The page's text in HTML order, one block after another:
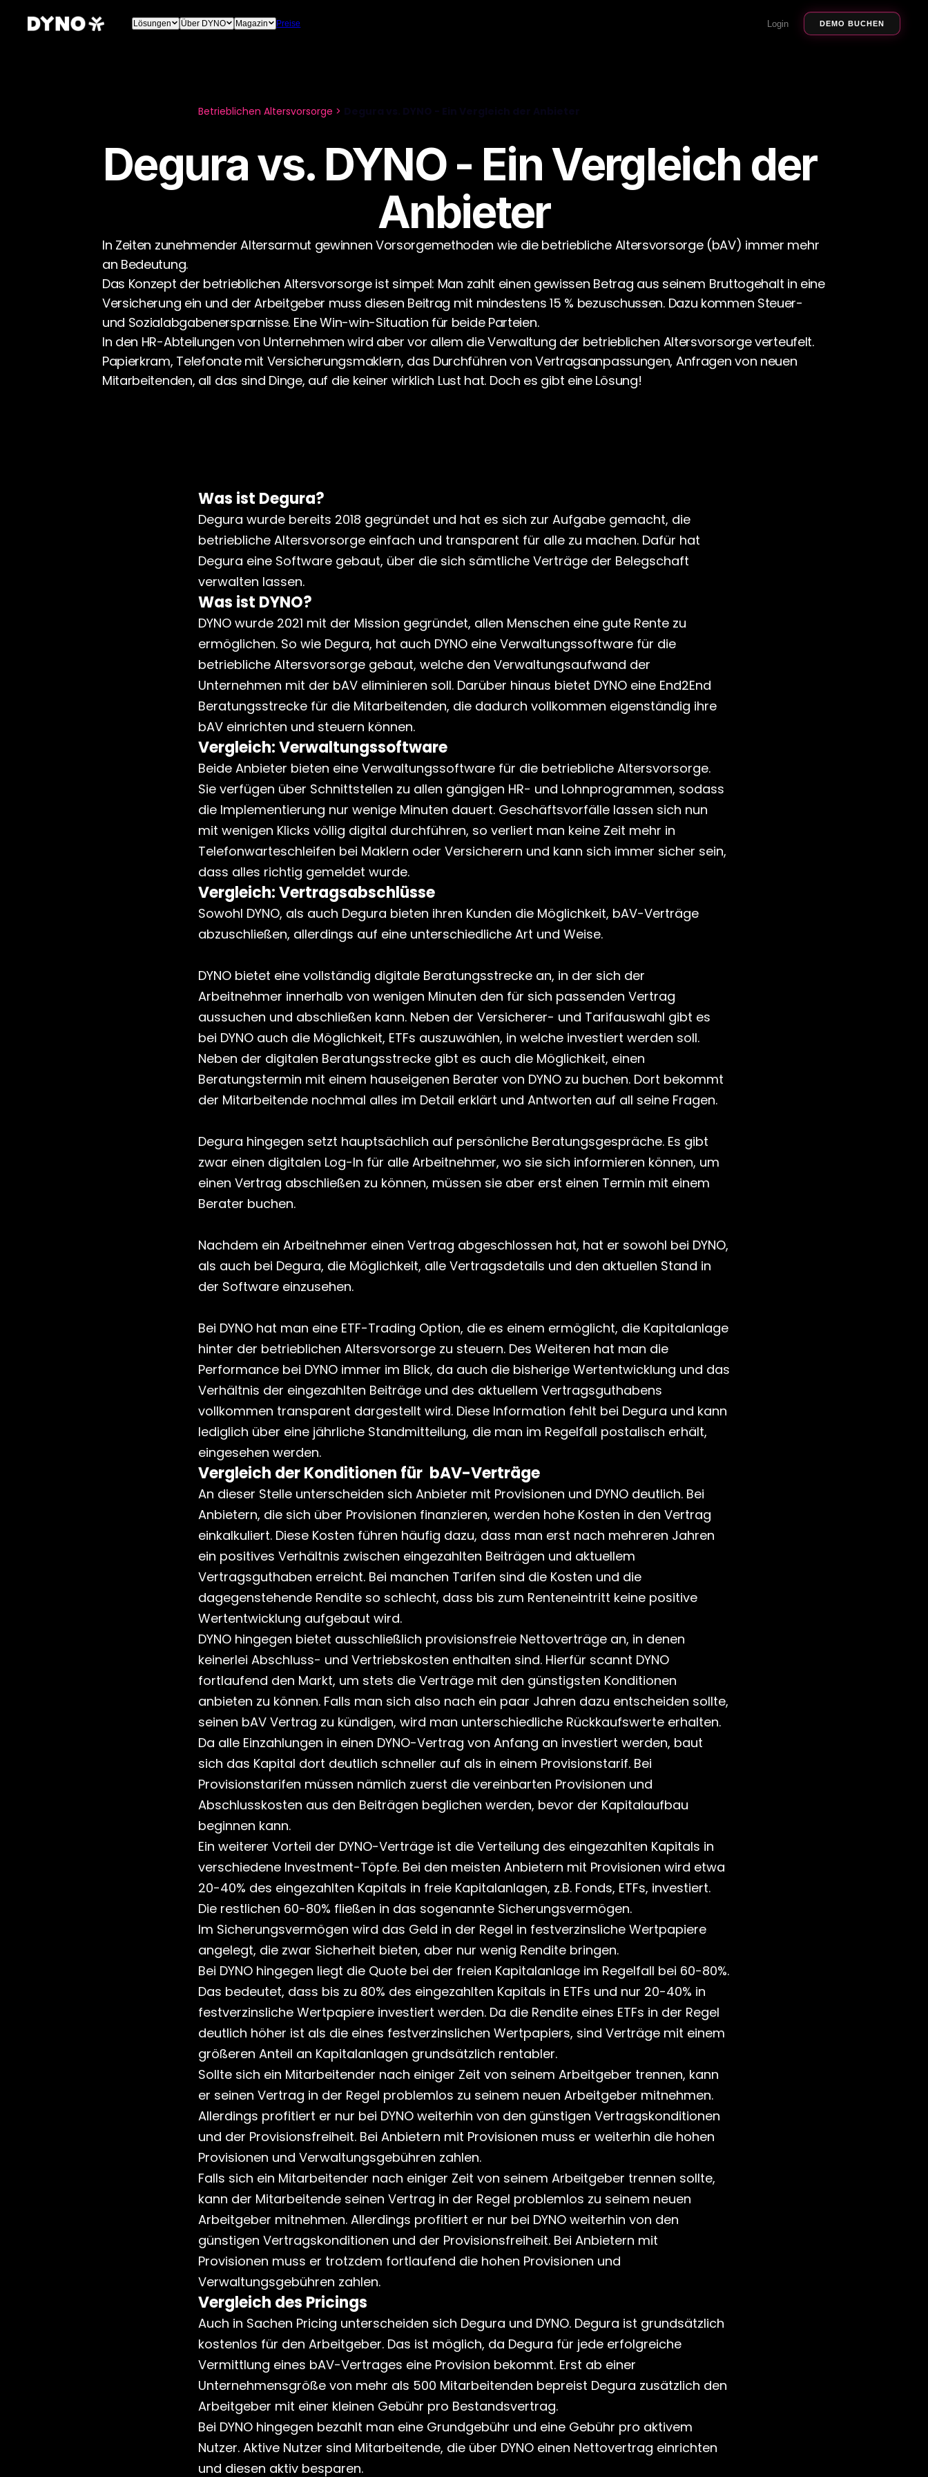
Lösungen Über DYNO Magazin Preise Login DEMO BUCHEN
Betrieblichen Altersvorsorge >
Degura vs. DYNO - Ein Vergleich der
Anbieter
In Zeiten zunehmender Altersarmut gewinnen Vorsorgemethoden wie die betriebliche Altersvorsorge (bAV) immer mehr
an Bedeutung.
Das Konzept der betrieblichen Altersvorsorge ist simpel: Man zahlt einen gewissen Betrag aus seinem Bruttogehalt in eine
Versicherung ein und der Arbeitgeber muss diesen Beitrag mit mindestens 15 % bezuschussen. Dazu kommen Steuer-
und Sozialabgabenersparnisse. Eine Win-win-Situation für beide Parteien.
In den HR-Abteilungen von Unternehmen wird aber vor allem die Verwaltung der betrieblichen Altersvorsorge verteufelt.
Papierkram, Telefonate mit Versicherungsmaklern, das Durchführen von Vertragsanpassungen, Anfragen von neuen
Mitarbeitenden, all das sind Dinge, auf die keiner wirklich Lust hat. Doch es gibt eine Lösung!
Was ist Degura?
Degura wurde bereits 2018 gegründet und hat es sich zur Aufgabe gemacht, die
betriebliche Altersvorsorge einfach und transparent für alle zu machen. Dafür hat
Degura eine Software gebaut, über die sich sämtliche Verträge der Belegschaft
verwalten lassen.
Was ist DYNO?
DYNO wurde 2021 mit der Mission gegründet, allen Menschen eine gute Rente zu
ermöglichen. So wie Degura, hat auch DYNO eine Verwaltungssoftware für die
betriebliche Altersvorsorge gebaut, welche den Verwaltungsaufwand der
Unternehmen mit der bAV eliminieren soll. Darüber hinaus bietet DYNO eine End2End
Beratungsstrecke für die Mitarbeitenden, die dadurch vollkommen eigenständig ihre
bAV einrichten und steuern können.
Vergleich: Verwaltungssoftware
Beide Anbieter bieten eine Verwaltungssoftware für die betriebliche Altersvorsorge.
Sie verfügen über Schnittstellen zu allen gängigen HR- und Lohnprogrammen, sodass
die Implementierung nur wenige Minuten dauert. Geschäftsvorfälle lassen sich nun
mit wenigen Klicks völlig digital durchführen, so verliert man keine Zeit mehr in
Telefonwarteschleifen bei Maklern oder Versicherern und kann sich immer sicher sein,
dass alles richtig gemeldet wurde.
Vergleich: Vertragsabschlüsse
Sowohl DYNO, als auch Degura bieten ihren Kunden die Möglichkeit, bAV-Verträge
abzuschließen, allerdings auf eine unterschiedliche Art und Weise.
DYNO bietet eine vollständig digitale Beratungsstrecke an, in der sich der
Arbeitnehmer innerhalb von wenigen Minuten den für sich passenden Vertrag
aussuchen und abschließen kann. Neben der Versicherer- und Tarifauswahl gibt es
bei DYNO auch die Möglichkeit, ETFs auszuwählen, in welche investiert werden soll.
Neben der digitalen Beratungsstrecke gibt es auch die Möglichkeit, einen
Beratungstermin mit einem hauseigenen Berater von DYNO zu buchen. Dort bekommt
der Mitarbeitende nochmal alles im Detail erklärt und Antworten auf all seine Fragen.
Degura hingegen setzt hauptsächlich auf persönliche Beratungsgespräche. Es gibt
zwar einen digitalen Log-In für alle Arbeitnehmer, wo sie sich informieren können, um
einen Vertrag abschließen zu können, müssen sie aber erst einen Termin mit einem
Berater buchen.
Nachdem ein Arbeitnehmer einen Vertrag abgeschlossen hat, hat er sowohl bei DYNO,
als auch bei Degura, die Möglichkeit, alle Vertragsdetails und den aktuellen Stand in
der Software einzusehen.
Bei DYNO hat man eine ETF-Trading Option, die es einem ermöglicht, die Kapitalanlage
hinter der betrieblichen Altersvorsorge zu steuern. Des Weiteren hat man die
Performance bei DYNO immer im Blick, da auch die bisherige Wertentwicklung und das
Verhältnis der eingezahlten Beiträge und des aktuellem Vertragsguthabens
vollkommen transparent dargestellt wird. Diese Information fehlt bei Degura und kann
lediglich über eine jährliche Standmitteilung, die man im Regelfall postalisch erhält,
eingesehen werden.
Vergleich der Konditionen für  bAV-Verträge
An dieser Stelle unterscheiden sich Anbieter mit Provisionen und DYNO deutlich. Bei
Anbietern, die sich über Provisionen finanzieren, werden hohe Kosten in den Vertrag
einkalkuliert. Diese Kosten führen häufig dazu, dass man erst nach mehreren Jahren
ein positives Verhältnis zwischen eingezahlten Beiträgen und aktuellem
Vertragsguthaben erreicht. Bei manchen Tarifen sind die Kosten und die
dagegenstehende Rendite so schlecht, dass bis zum Renteneintritt keine positive
Wertentwicklung aufgebaut wird.
DYNO hingegen bietet ausschließlich provisionsfreie Nettoverträge an, in denen
keinerlei Abschluss- und Vertriebskosten enthalten sind. Hierfür scannt DYNO
fortlaufend den Markt, um stets die Verträge mit den günstigsten Konditionen
anbieten zu können. Falls man sich also nach ein paar Jahren dazu entscheiden sollte,
seinen bAV Vertrag zu kündigen, wird man unterschiedliche Rückkaufswerte erhalten.
Da alle Einzahlungen in einen DYNO-Vertrag von Anfang an investiert werden, baut
sich das Kapital dort deutlich schneller auf als in einem Provisionstarif. Bei
Provisionstarifen müssen nämlich zuerst die vereinbarten Provisionen und
Abschlusskosten aus den Beiträgen beglichen werden, bevor der Kapitalaufbau
beginnen kann.
Ein weiterer Vorteil der DYNO-Verträge ist die Verteilung des eingezahlten Kapitals in
verschiedene Investment-Töpfe. Bei den meisten Anbietern mit Provisionen wird etwa
20-40% des eingezahlten Kapitals in freie Kapitalanlagen, z.B. Fonds, ETFs, investiert.
Die restlichen 60-80% fließen in das sogenannte Sicherungsvermögen.
Im Sicherungsvermögen wird das Geld in der Regel in festverzinsliche Wertpapiere
angelegt, die zwar Sicherheit bieten, aber nur wenig Rendite bringen.
Bei DYNO hingegen liegt die Quote bei der freien Kapitalanlage im Regelfall bei 60-80%.
Das bedeutet, dass bis zu 80% des eingezahlten Kapitals in ETFs und nur 20-40% in
festverzinsliche Wertpapiere investiert werden. Da die Rendite eines ETFs in der Regel
deutlich höher ist als die eines festverzinslichen Wertpapiers, sind Verträge mit einem
größeren Anteil an Kapitalanlagen grundsätzlich rentabler.
Sollte sich ein Mitarbeitender nach einiger Zeit von seinem Arbeitgeber trennen, kann
er seinen Vertrag in der Regel problemlos zu seinem neuen Arbeitgeber mitnehmen.
Allerdings profitiert er nur bei DYNO weiterhin von den günstigen Vertragskonditionen
und der Provisionsfreiheit. Bei Anbietern mit Provisionen muss er weiterhin die hohen
Provisionen und Verwaltungsgebühren zahlen.
Falls sich ein Mitarbeitender nach einiger Zeit von seinem Arbeitgeber trennen sollte,
kann der Mitarbeitende seinen Vertrag in der Regel problemlos zu seinem neuen
Arbeitgeber mitnehmen. Allerdings profitiert er nur bei DYNO weiterhin von den
günstigen Vertragskonditionen und der Provisionsfreiheit. Bei Anbietern mit
Provisionen muss er trotzdem fortlaufend die hohen Provisionen und
Verwaltungsgebühren zahlen.
Vergleich des Pricings
Auch in Sachen Pricing unterscheiden sich Degura und DYNO. Degura ist grundsätzlich
kostenlos für den Arbeitgeber. Das ist möglich, da Degura für jede erfolgreiche
Vermittlung eines bAV-Vertrages eine Provision bekommt. Erst ab einer
Unternehmensgröße von mehr als 500 Mitarbeitenden bepreist Degura zusätzlich den
Arbeitgeber mit einer kleinen Gebühr pro Bestandsvertrag.
Bei DYNO hingegen bezahlt man eine Grundgebühr und eine Gebühr pro aktivem
Nutzer. Aktive Nutzer sind Mitarbeitende, die über DYNO einen Nettovertrag einrichten
und diesen aktiv besparen.